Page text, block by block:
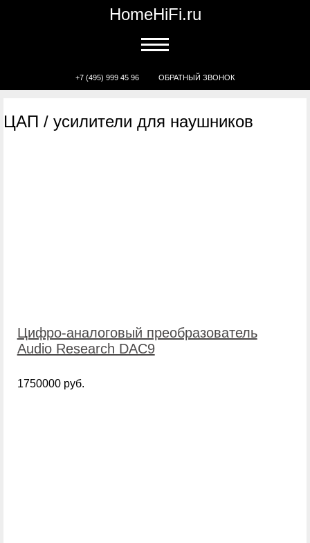
HomeHiFi.ru
+7 (495) 999 45 96 ОБРАТНЫЙ ЗВОНОК
ЦАП / усилители для наушников
Цифро-аналоговый преобразователь
Audio Research DAC9
1750000 руб.